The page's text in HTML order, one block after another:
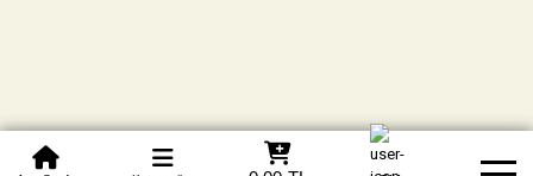
0850 305 09 70